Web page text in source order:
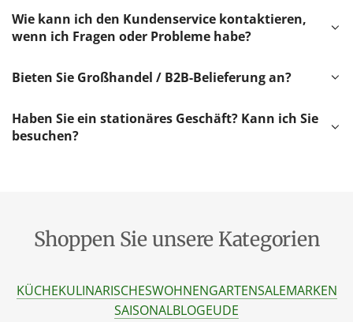
Wie kann ich den Kundenservice kontaktieren,
wenn ich Fragen oder Probleme habe?
Bieten Sie Großhandel / B2B-Belieferung an?
Haben Sie ein stationäres Geschäft? Kann ich Sie
besuchen?
Shoppen Sie unsere Kategorien
KÜCHEKULINARISCHESWOHNENGARTENSALEMARKEN
SAISONALBLOGEUDE